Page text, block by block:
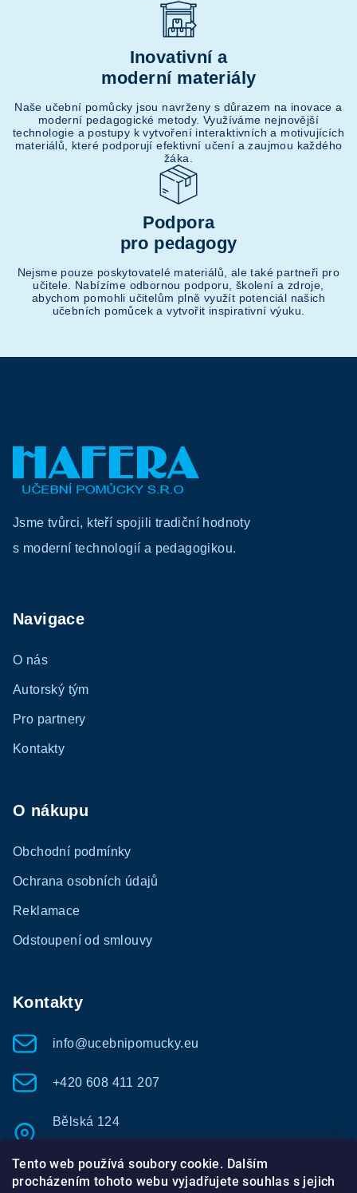
Tento web používá soubory cookie. Dalším
procházením tohoto webu vyjadřujete souhlas s jejich
Inovativní a
moderní materiály
Naše učební pomůcky jsou navrženy s důrazem na inovace a
moderní pedagogické metody. Využíváme nejnovější
technologie a postupy k vytvoření interaktivních a motivujících
materiálů, které podporují efektivní učení a zaujmou každého
žáka.
Podpora
pro pedagogy
Nejsme pouze poskytovatelé materiálů, ale také partneři pro
učitele. Nabízíme odbornou podporu, školení a zdroje,
abychom pomohli učitelům plně využít potenciál našich
učebních pomůcek a vytvořit inspirativní výuku.
p
Jsme tvůrci, kteří spojili tradiční hodnoty
s moderní technologií a pedagogikou.
Navigace
O nás
Autorský tým
Pro partnery
Kontakty
O nákupu
Obchodní podmínky
Ochrana osobních údajů
Reklamace
Odstoupení od smlouvy
Kontakty
info@ucebnipomucky.eu
+420 608 411 207
Bělská 124